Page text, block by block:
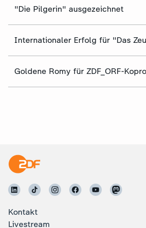
"Die Pilgerin" ausgezeichnet
Internationaler Erfolg für "Das
Goldene Romy für ZDF_ORF-
Kontakt
Livestream